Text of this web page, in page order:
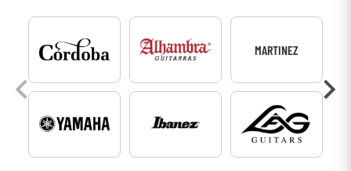
MARTINEZ